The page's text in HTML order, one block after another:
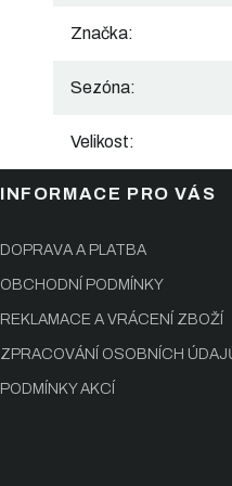
Značka:
Sezóna:
Velikost:
INFORMACE PRO VÁS
DOPRAVA A PLATBA
OBCHODNÍ PODMÍNKY
REKLAMACE A VRÁCENÍ ZBOŽÍ
ZPRACOVÁNÍ OSOBNÍCH
PODMÍNKY AKCÍ